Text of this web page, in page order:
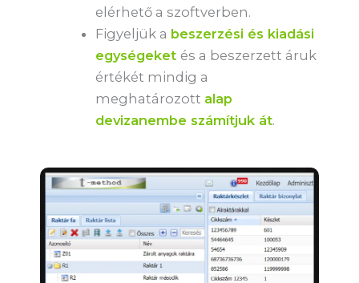
elérhető a szoftverben.
Figyeljük a beszerzési és kiadási
egységeket és a beszerzett áruk
értékét mindig a
meghatározott alap
devizanembe számítjuk át.